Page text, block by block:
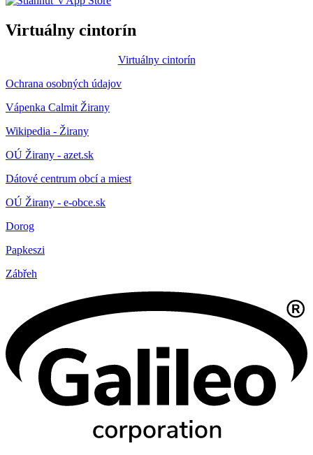
Virtuálny cintorín
Virtuálny cintorín
Ochrana osobných údajov
Vápenka Calmit Žirany
Wikipedia - Žirany
OÚ Žirany - azet.sk
Dátové centrum obcí a miest
OÚ Žirany - e-obce.sk
Dorog
Papkeszi
Zábřeh